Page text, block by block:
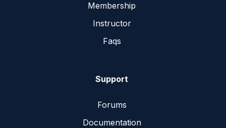
Membership
Instructor
Faqs
Support
Forums
Documentation